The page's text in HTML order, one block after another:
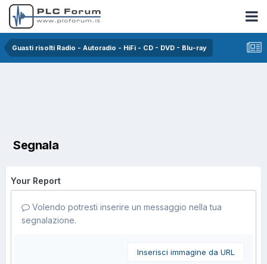
Guasti risolti Radio - Autoradio - HiFi - CD - DVD - Blu-ray
Segnala
Your Report
Volendo potresti inserire un messaggio nella tua
segnalazione.
Inserisci immagine da URL